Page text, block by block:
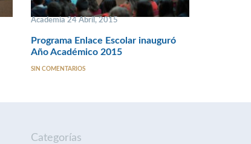
Academia 24 Abril, 2015
Programa Enlace Escolar inauguró
Año Académico 2015
SIN COMENTARIOS
Categorías